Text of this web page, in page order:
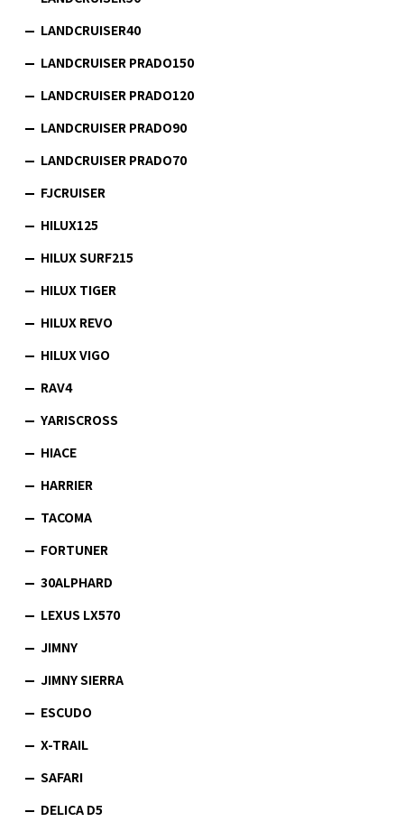
LANDCRUISER40
LANDCRUISER PRADO150
LANDCRUISER PRADO120
LANDCRUISER PRADO90
LANDCRUISER PRADO70
FJCRUISER
HILUX125
HILUX SURF215
HILUX TIGER
HILUX REVO
HILUX VIGO
RAV4
YARISCROSS
HIACE
HARRIER
TACOMA
FORTUNER
30ALPHARD
LEXUS LX570
JIMNY
JIMNY SIERRA
ESCUDO
X-TRAIL
SAFARI
DELICA D5